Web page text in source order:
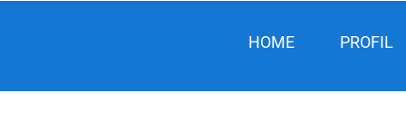
HOME PROFIL